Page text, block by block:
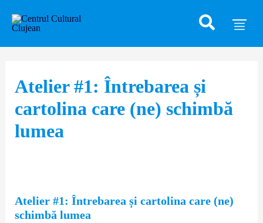
Atelier #1: Întrebarea și
cartolina care (ne) schimbă
lumea
Atelier #1: Întrebarea și cartolina care (ne)
schimbă lumea
navigation